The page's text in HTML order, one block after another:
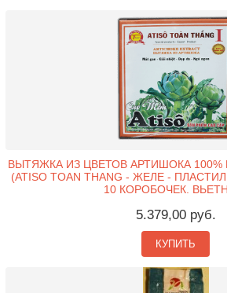
ВЫТЯЖКА ИЗ ЦВЕТОВ АРТИШОКА
(ATISO TOAN THANG - ЖЕЛЕ -
10 КОРОБОЧЕК.
5.379,00 руб.
КУПИТЬ